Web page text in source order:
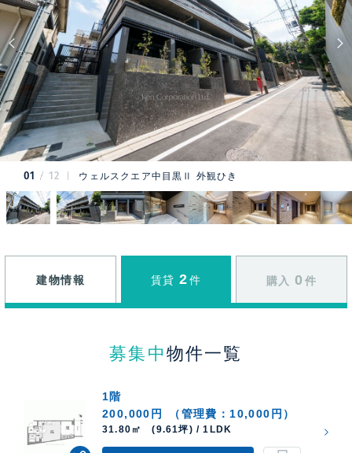
01 12 ウェルスクエア中目黒Ⅱ 外観ひき
建物情報 賃貸 2 件 購入 0 件
募集中 物件一覧
1階
200,000円
（管理費：10,000円）
31.80㎡ (9.61坪) / 1LDK